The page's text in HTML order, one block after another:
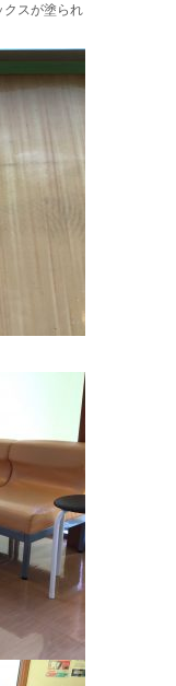
クスが塗られ